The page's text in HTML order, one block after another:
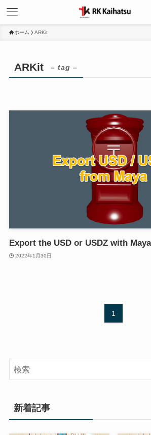
ホーム ARKit
ARKit – tag –
Export the USD or USDZ with Maya
2022年1月30日
1
新着記事